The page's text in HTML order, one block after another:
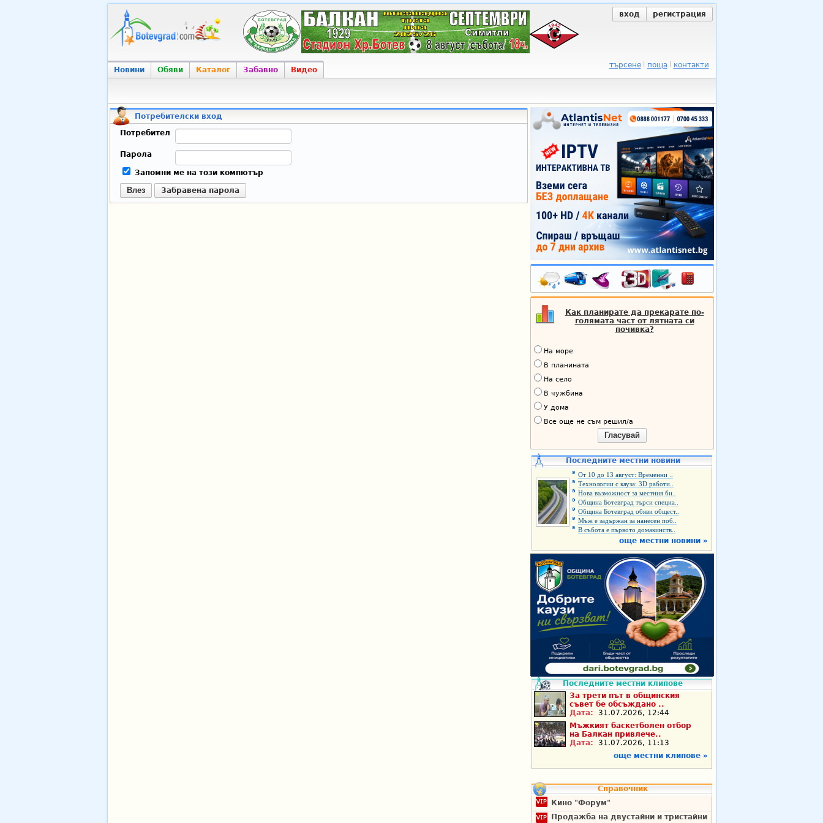
вход регистрация
Новини Обяви Каталог Забавно Видео
търсене поща контакти
Потребителски вход
Потребител
Парола
Запомни ме на този компютър
Влез Забравена парола
Как планирате да прекарате по-
голямата част от лятната си
почивка?
На море
В планината
На село
В чужбина
У дома
Все още не съм решил/а
Гласувай
Последните местни новини
От 10 до 13 август: Временни ..
Технологии с кауза: 3D работи..
Нова възможност за местния би..
Община Ботевград търси специа..
Община Ботевград обяви общест..
Мъж е задържан за нанесен поб..
В събота е първото домакинств..
още местни новини »
Последните местни клипове
За трети път в общинския
съвет бе обсъждано ..
Дата:
31.07.2026, 12:44
Мъжкият баскетболен отбор
на Балкан привлече..
Дата:
31.07.2026, 11:13
още местни клипове »
Справочник
Кино "Форум"
Продажба на двустайни и тристайни